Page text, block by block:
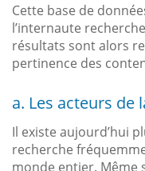
Cette base de
l’internaute
résultats sont alors
pertinence des
a. Les acteurs de
Il existe aujourd’hui
recherche
monde entier. Même